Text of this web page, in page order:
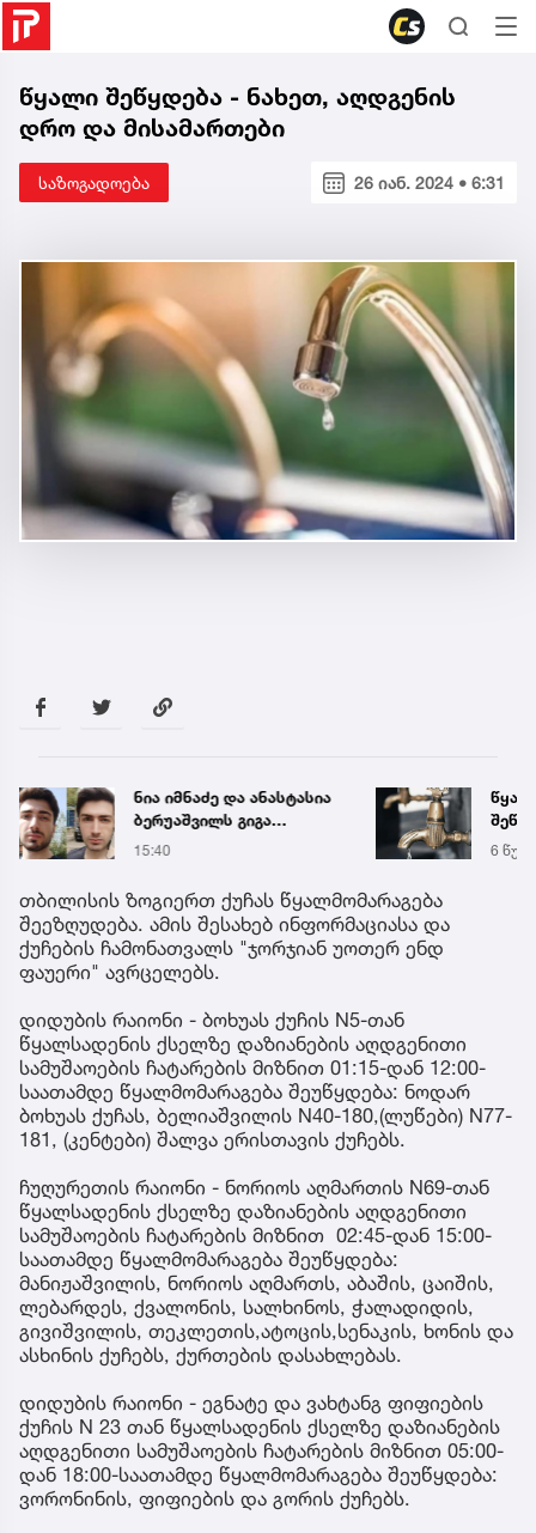
წყალი შეწყდება - ნახეთ, აღდგენის
დრო და მისამართები
საზოგადოება 26 იან. 2024 • 6:31
ნია იმნაძე და ანასტასია
ბერუაშვილს გიგა
ავალიანის საქმეზე
15:40 6
თბილისის ზოგიერთ ქუჩას წყალმომარაგება
შეეზღუდება. ამის შესახებ ინფორმაციასა და
ქუჩების ჩამონათვალს "ჯორჯიან უოთერ ენდ
ფაუერი" ავრცელებს.
დიდუბის რაიონი - ბოხუას ქუჩის N5-თან
წყალსადენის ქსელზე დაზიანების აღდგენითი
სამუშაოების ჩატარების მიზნით 01:15-დან 12:00-
საათამდე წყალმომარაგება შეუწყდება: ნოდარ
ბოხუას ქუჩას, ბელიაშვილის N40-180,(ლუწები) N77-
181, (კენტები) შალვა ერისთავის ქუჩებს.
ჩუღურეთის რაიონი - ნორიოს აღმართის N69-თან
წყალსადენის ქსელზე დაზიანების აღდგენითი
სამუშაოების ჩატარების მიზნით 02:45-დან 15:00-
საათამდე წყალმომარაგება შეუწყდება:
მანიჟაშვილის, ნორიოს აღმართს, აბაშის, ცაიშის,
ლებარდეს, ქვალონის, სალხინოს, ჭალადიდის,
გივიშვილის, თეკლეთის,ატოცის,სენაკის, ხონის და
ასხინის ქუჩებს, ქურთების დასახლებას.
დიდუბის რაიონი - ეგნატე და ვახტანგ ფიფიების
ქუჩის N 23 თან წყალსადენის ქსელზე დაზიანების
აღდგენითი სამუშაოების ჩატარების მიზნით 05:00-
დან 18:00-საათამდე წყალმომარაგება შეუწყდება:
ვორონინის, ფიფიების და გორის ქუჩებს.